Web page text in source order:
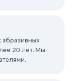
абразивных
20 лет. Мы